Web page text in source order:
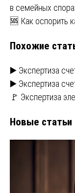
записям
в семейных
🆘 Как оспорить
Похожие
▶️ Экспертиза
▶️ Экспертиза
🚩 Экспертиза
Новые статьи